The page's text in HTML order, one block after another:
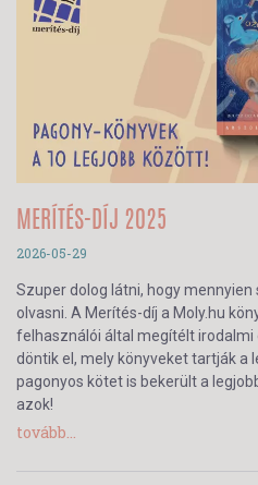
MERÍTÉS-DÍJ 2025
2026-05-29
Szuper dolog látni, hogy
olvasni. A Merítés-díj a Moly.hu
felhasználói által megítélt irodalmi
döntik el, mely könyveket tartják a
pagonyos kötet is bekerült a
azok!
tovább...